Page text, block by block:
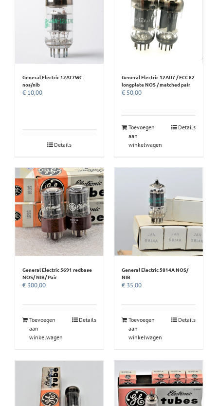
General Electric 12AT7WC
nos/nib
€ 10,00
Details
General Electric 12AU7 / ECC 82
longplate NOS / matched pair
€ 50,00
Toevoegen
aan
winkelwagen
Details
General Electric 5691 redbase
NOS/ NIB/ Pair
€ 300,00
Toevoegen
aan
winkelwagen
Details
General Electric 5814A NOS/
NIB
€ 35,00
Toevoegen
aan
winkelwagen
Details